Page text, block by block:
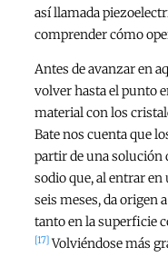
así llamada
comprender cómo
Antes de avanzar en
volver hasta el punto
material con los
Bate nos cuenta que
partir de una solución
sodio que, al entrar
seis meses, da origen
tanto en la superficie
[17]Volviéndose más